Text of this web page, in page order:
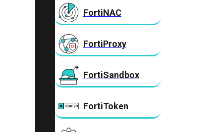
FortiNAC
FortiProxy
FortiSandbox
FortiToken